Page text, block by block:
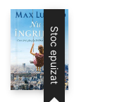
Stoc epuizat